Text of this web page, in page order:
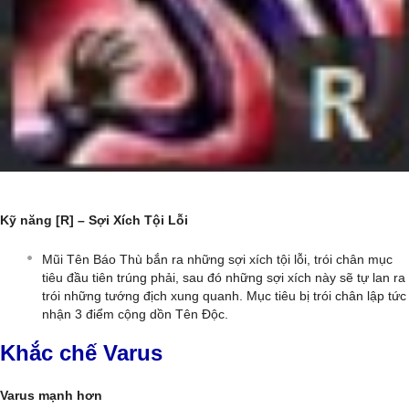
Kỹ năng [R] – Sợi Xích Tội Lỗi
Mũi Tên Báo Thù bắn ra những sợi xích tội lỗi, trói chân mục
tiêu đầu tiên trúng phải, sau đó những sợi xích này sẽ tự lan ra
trói những tướng địch xung quanh. Mục tiêu bị trói chân lập tức
nhận 3 điểm cộng dồn Tên Độc.
Khắc chế Varus
Varus mạnh hơn